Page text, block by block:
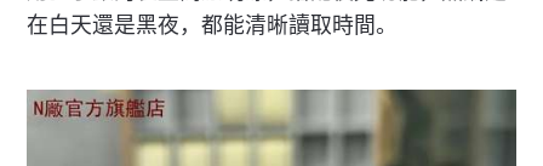
在白天還是黑夜，都能清晰讀取時間。